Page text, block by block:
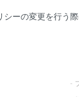
ーの変更を行う